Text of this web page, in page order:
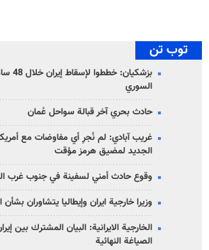
توب تن
السوري
حادث بحري آخر قبالة سواحل عُمان
غريب آبادي: لم نُجرِ أي مفاوضات مع أمريكا
الجديد لمضيق هرمز مؤقت
وقوع حادث أمني لسفينة في جنوب غرب
وزيرا خارجية ايران وإيطاليا يتشاوران
الخارجية الايرانية: البيان المشترك بين
الصياغة النهائية